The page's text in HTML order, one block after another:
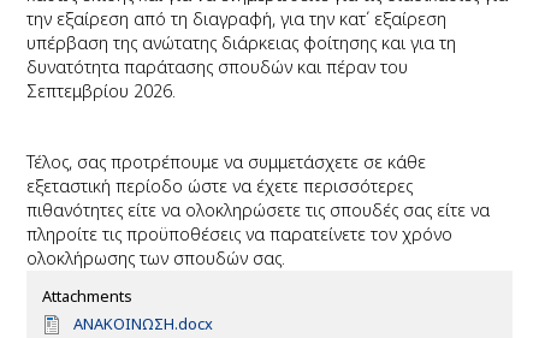
την εξαίρεση από τη διαγραφή, για την κατ΄ εξαίρεση
υπέρβαση της ανώτατης διάρκειας φοίτησης και για τη
δυνατότητα παράτασης σπουδών και πέραν του
Σεπτεμβρίου 2026.
Τέλος, σας προτρέπουμε να συμμετάσχετε σε κάθε
εξεταστική περίοδο ώστε να έχετε περισσότερες
πιθανότητες είτε να ολοκληρώσετε τις σπουδές σας είτε να
πληροίτε τις προϋποθέσεις να παρατείνετε τον χρόνο
ολοκλήρωσης των σπουδών σας.
Attachments
D
ΑΝΑΚΟΙΝΩΣΗ.docx